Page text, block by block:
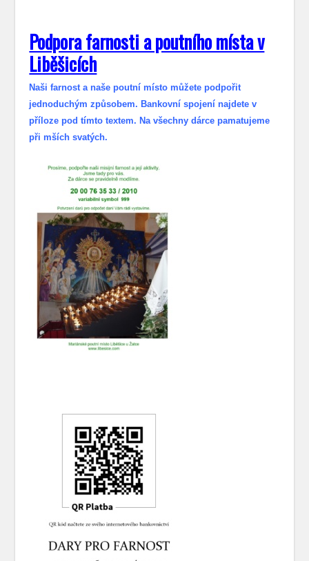
Podpora farnosti a poutního místa v
Liběšicích
Naši farnost a naše poutní místo můžete podpořit
jednoduchým způsobem. Bankovní spojení najdete v
příloze pod tímto textem. Na všechny dárce pamatujeme
při mších svatých.